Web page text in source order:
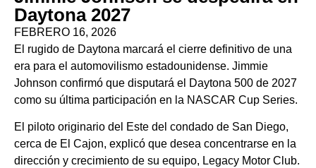
Daytona 2027
FEBRERO 16, 2026
El rugido de Daytona marcará el cierre definitivo de una
era para el automovilismo estadounidense. Jimmie
Johnson confirmó que disputará el Daytona 500 de 2027
como su última participación en la NASCAR Cup Series.
El piloto originario del Este del condado de San Diego,
cerca de El Cajon, explicó que desea concentrarse en la
dirección y crecimiento de su equipo, Legacy Motor Club.